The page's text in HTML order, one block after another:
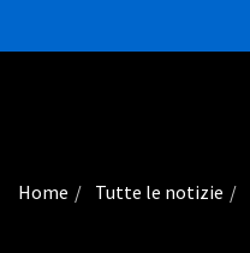
Advanced search
Home Tutte le notizie